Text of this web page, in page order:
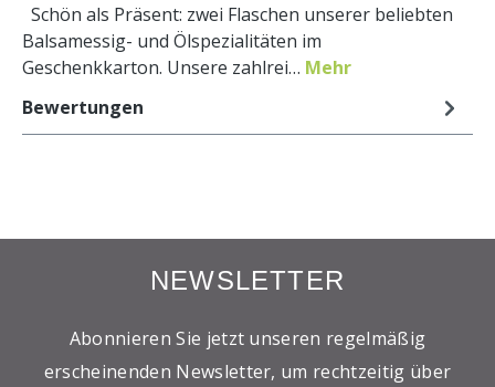
Schön als Präsent: zwei Flaschen unserer beliebten
Balsamessig- und Ölspezialitäten im
Geschenkkarton. Unsere zahlrei… Mehr
Bewertungen
NEWSLETTER
Abonnieren Sie jetzt unseren regelmäßig
erscheinenden Newsletter, um rechtzeitig über